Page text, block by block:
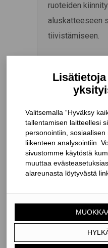
ruoteiden
aluskatteeseen
tiivistämiseen.
venyvä, n. 1
joka tunkeutuu
sulkee
naulanreiän ja
naulaa pitkin
Joustava
aluskatteen
kattopaarteen
aluskatetta